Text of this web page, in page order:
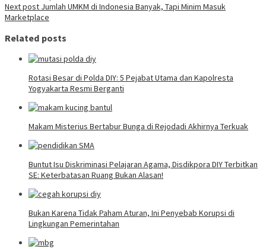
Next post Jumlah UMKM di Indonesia Banyak, Tapi Minim Masuk
Marketplace
Related posts
Rotasi Besar di Polda DIY: 5 Pejabat Utama dan Kapolresta
Yogyakarta Resmi Berganti
Makam Misterius Bertabur Bunga di Rejodadi Akhirnya Terkuak
Buntut Isu Diskriminasi Pelajaran Agama, Disdikpora DIY Terbitkan
SE: Keterbatasan Ruang Bukan Alasan!
Bukan Karena Tidak Paham Aturan, Ini Penyebab Korupsi di
Lingkungan Pemerintahan